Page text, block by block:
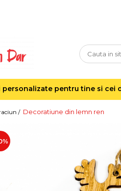
personalizate pentru tine si cei
/ Decoratiune din lemn ren